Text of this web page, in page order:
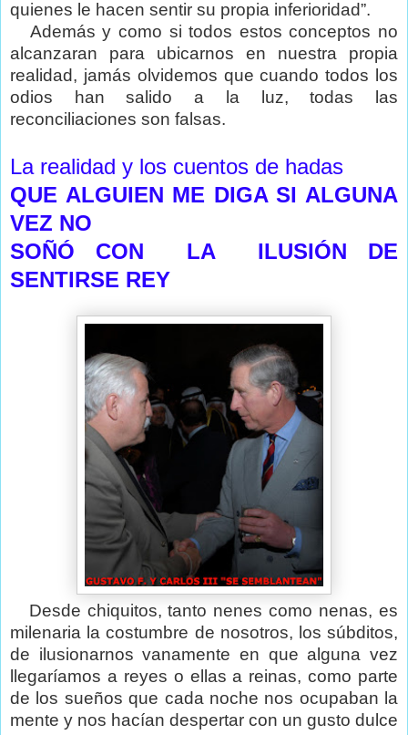
quienes le hacen sentir su propia inferioridad”.
Además y como si todos estos conceptos no
alcanzaran para ubicarnos en nuestra propia
realidad, jamás olvidemos que cuando todos los
odios han salido a la luz, todas las
reconciliaciones son falsas.
La realidad y los cuentos de hadas
QUE ALGUIEN ME DIGA SI ALGUNA
VEZ NO
SOÑÓ CON LA ILUSIÓN DE
SENTIRSE REY
Desde chiquitos, tanto nenes como nenas, es
milenaria la costumbre de nosotros, los súbditos,
de ilusionarnos vanamente en que alguna vez
llegaríamos a reyes o ellas a reinas, como parte
de los sueños que cada noche nos ocupaban la
mente y nos hacían despertar con un gusto dulce